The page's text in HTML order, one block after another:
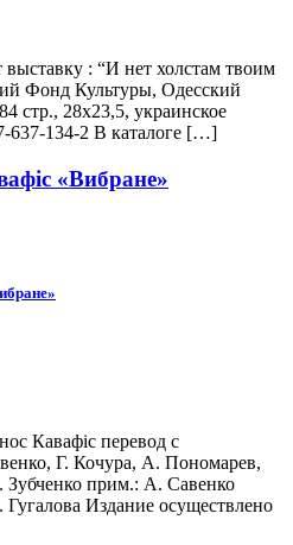
выставку : “И нет холстам твоим
Фонд Культуры, Одесский
стр., 28х23,5, украинское
637-134-2 В каталоге […]
«Вибране»
Кавафіс перевод с
Г. Кочура, А. Пономарев,
прим.: А. Савенко
Издание осуществлено